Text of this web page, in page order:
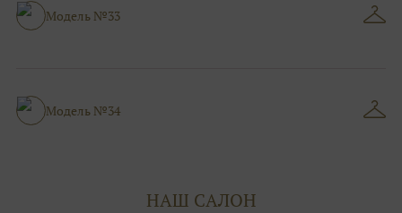
Модель №33
Модель №34
НАШ САЛОН